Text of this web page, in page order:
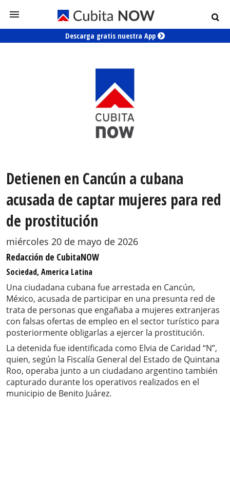
Descarga gratis nuestra App
Detienen en Cancún a cubana
acusada de captar mujeres para red
de prostitución
miércoles 20 de mayo de 2026
Redacción de CubitaNOW
Sociedad, America Latina
Una ciudadana cubana fue arrestada en Cancún,
México, acusada de participar en una presunta red de
trata de personas que engañaba a mujeres extranjeras
con falsas ofertas de empleo en el sector turístico para
posteriormente obligarlas a ejercer la prostitución.
La detenida fue identificada como Elvia de Caridad “N”,
quien, según la Fiscalía General del Estado de Quintana
Roo, operaba junto a un ciudadano argentino también
capturado durante los operativos realizados en el
municipio de Benito Juárez.